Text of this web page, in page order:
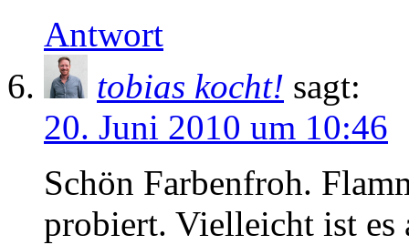
Antwort
tobias kocht! sagt:
20. Juni 2010 um 10:46
Schön Farbenfroh.
probiert. Vielleicht ist es